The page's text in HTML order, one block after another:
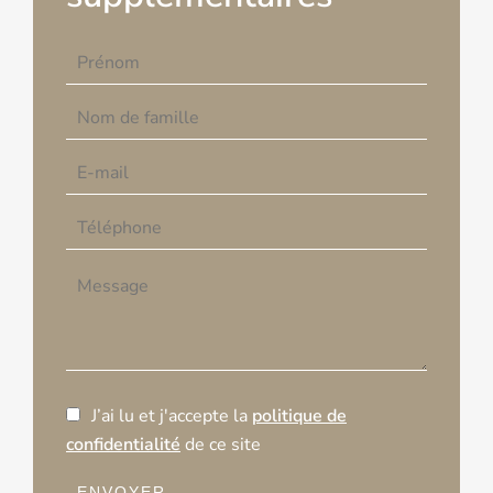
J’ai lu et j'accepte la politique de
confidentialité de ce site